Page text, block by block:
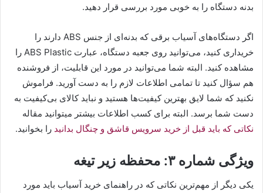
بدنه دستگاه را به خوبی مورد بررسی قرار دهید.
اگر دستگاه‌های آسیاب برقی که بدنه‌ای از جنس ABS دارند را
خریداری کنید، می‌توانید روی جعبه دستگاه، عبارت ABS Plastic را
مشاهده کنید. البته شما می‌توانید در مورد این قابلیت، از فروشنده
هم سؤال کنید تا تمامی اطلاعات لازم را به دست آورید. فراموش
نکنید که شما لایق بهترین کیفیت‌ها هستید و نباید کالای بی‌کیفیت به
دست شما برسد. البته برای کسب اطلاعات بیشتر میتوانید مقاله
نکاتی که باید قبل از خرید سرویس قاشق و چنگال بدانید را بخوانید.
ویژگی شماره ۳: محفظه زیر تیغه
یکی دیگر از مهم‌ترین نکاتی که در راهنمای خرید آسیاب باید مورد